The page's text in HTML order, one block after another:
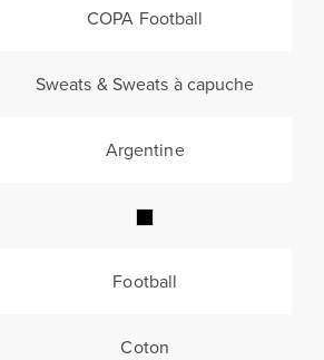
COPA Football
Sweats & Sweats à capuche
Argentine
Football
Coton